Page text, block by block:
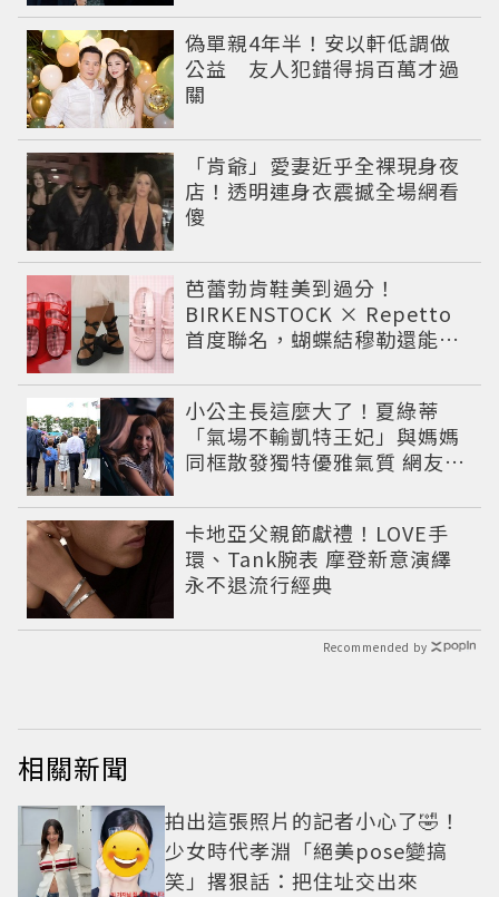
偽單親4年半！安以軒低調做
公益 友人犯錯得捐百萬才過
關
「肯爺」愛妻近乎全裸現身夜
店！透明連身衣震撼全場網看
傻
芭蕾勃肯鞋美到過分！
BIRKENSTOCK × Repetto
首度聯名，蝴蝶結穆勒還能綁
小公主長這麼大了！夏綠蒂
「氣場不輸凱特王妃」與媽媽
同框散發獨特優雅氣質 網友狂
卡地亞父親節獻禮！LOVE手
環、Tank腕表 摩登新意演繹
永不退流行經典
Recommended by
相關新聞
拍出這張照片的記者小心了🤣！
少女時代孝淵「絕美pose變搞
笑」撂狠話：把住址交出來